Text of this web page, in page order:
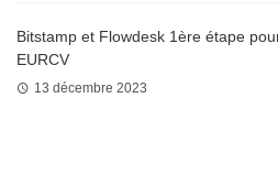
Bitstamp et Flowdesk 1ère étape
EURCV
13 décembre 2023